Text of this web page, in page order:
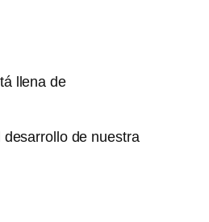
llena de
de nuestra